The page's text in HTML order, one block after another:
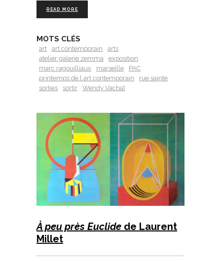
READ MORE
MOTS CLÉS
art art contemporain
arts
atelier galerie zemma
exposition
marc ragouilliaux
marseille
PAC
printemps de l art contemporain
rue sainte
sorties
sortir Wendy Vachal
À peu près Euclide de Laurent
Millet